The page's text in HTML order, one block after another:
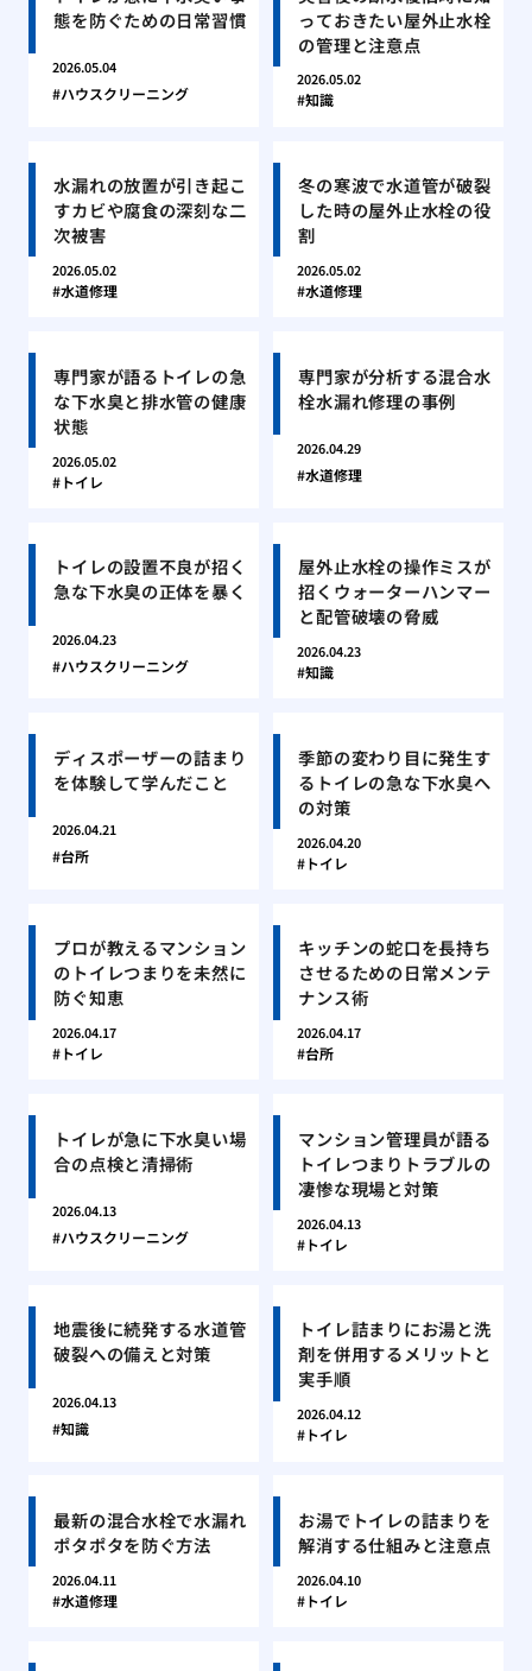
態を防ぐための日常習慣
2026.05.04
ハウスクリーニング
っておきたい屋外止水栓
の管理と注意点
2026.05.02
知識
水漏れの放置が引き起こ
すカビや腐食の深刻な二
次被害
2026.05.02
水道修理
冬の寒波で水道管が破裂
した時の屋外止水栓の役
割
2026.05.02
水道修理
専門家が語るトイレの急
な下水臭と排水管の健康
状態
2026.05.02
トイレ
専門家が分析する混合水
栓水漏れ修理の事例
2026.04.29
水道修理
トイレの設置不良が招く
急な下水臭の正体を暴く
2026.04.23
ハウスクリーニング
屋外止水栓の操作ミスが
招くウォーターハンマー
と配管破壊の脅威
2026.04.23
知識
ディスポーザーの詰まり
を体験して学んだこと
2026.04.21
台所
季節の変わり目に発生す
るトイレの急な下水臭へ
の対策
2026.04.20
トイレ
プロが教えるマンション
のトイレつまりを未然に
防ぐ知恵
2026.04.17
トイレ
キッチンの蛇口を長持ち
させるための日常メンテ
ナンス術
2026.04.17
台所
トイレが急に下水臭い場
合の点検と清掃術
2026.04.13
ハウスクリーニング
マンション管理員が語る
トイレつまりトラブルの
凄惨な現場と対策
2026.04.13
トイレ
地震後に続発する水道管
破裂への備えと対策
2026.04.13
知識
トイレ詰まりにお湯と洗
剤を併用するメリットと
実手順
2026.04.12
トイレ
最新の混合水栓で水漏れ
ポタポタを防ぐ方法
2026.04.11
水道修理
お湯でトイレの詰まりを
解消する仕組みと注意点
2026.04.10
トイレ